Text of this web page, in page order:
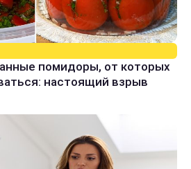
помидоры, от которых
настоящий взрыв